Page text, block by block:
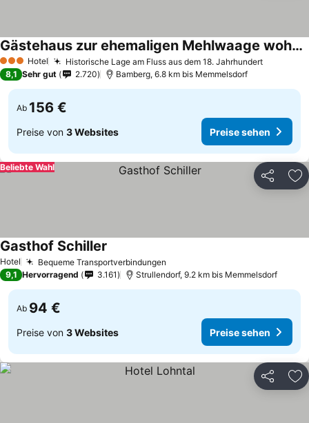
3 SterneHotel Historische Lage am Fluss aus dem 18. Jahrhundert
Gästehaus zur ehemaligen Mehlwaage wohnen und genießen
8,1 Sehr gut 2.720 Bamberg, 6.8 km bis Memmelsdorf
Ab 156 €
Preise von 3 Websites Preise sehen
Teilen
Beliebte Wahl
Hotel Bequeme Transportverbindungen
Gasthof Schiller
9,1 Hervorragend 3.161 Strullendorf, 9.2 km bis Memmelsdorf
Ab 94 €
Preise von 3 Websites Preise sehen
Teilen